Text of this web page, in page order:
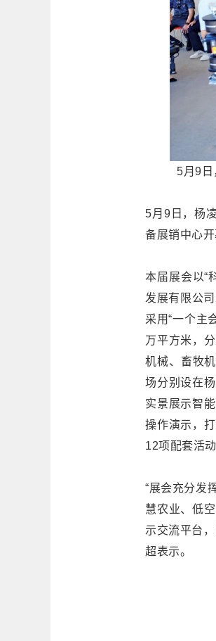
5月9日
5月9日，杨
备展销中心
本届展会以“
发展有限公
采用“一个主
万平方米，
机械、畜牧
场分别设在
实景展示智
操作演示，
12项配套活动
“展会充分发
慧农业、低
示交流平台
超表示。